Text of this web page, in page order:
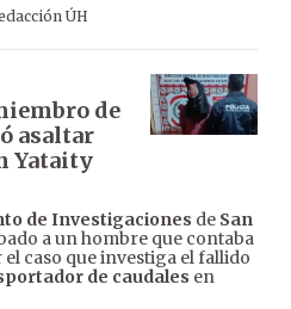
ÚH
de
asaltar
Yataity
de Investigaciones de San
a un hombre que contaba
caso que investiga el fallido
de caudales en